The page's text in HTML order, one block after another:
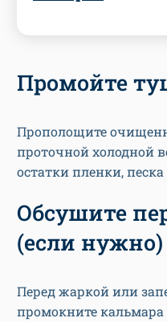
Промойте
Прополощите
проточной холодной
остатки пленки,
Обсушите
(если нужно)
Перед жаркой или
промокните